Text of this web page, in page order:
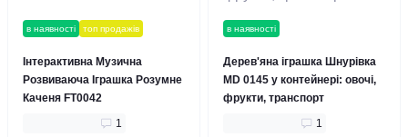
в наявності топ продажів
Інтерактивна Музична
Розвиваюча Іграшка Розумне
Каченя FT0042
1
в наявності
Дерев'яна іграшка Шнурівка
MD 0145 у контейнері: овочі,
фрукти, транспорт
1